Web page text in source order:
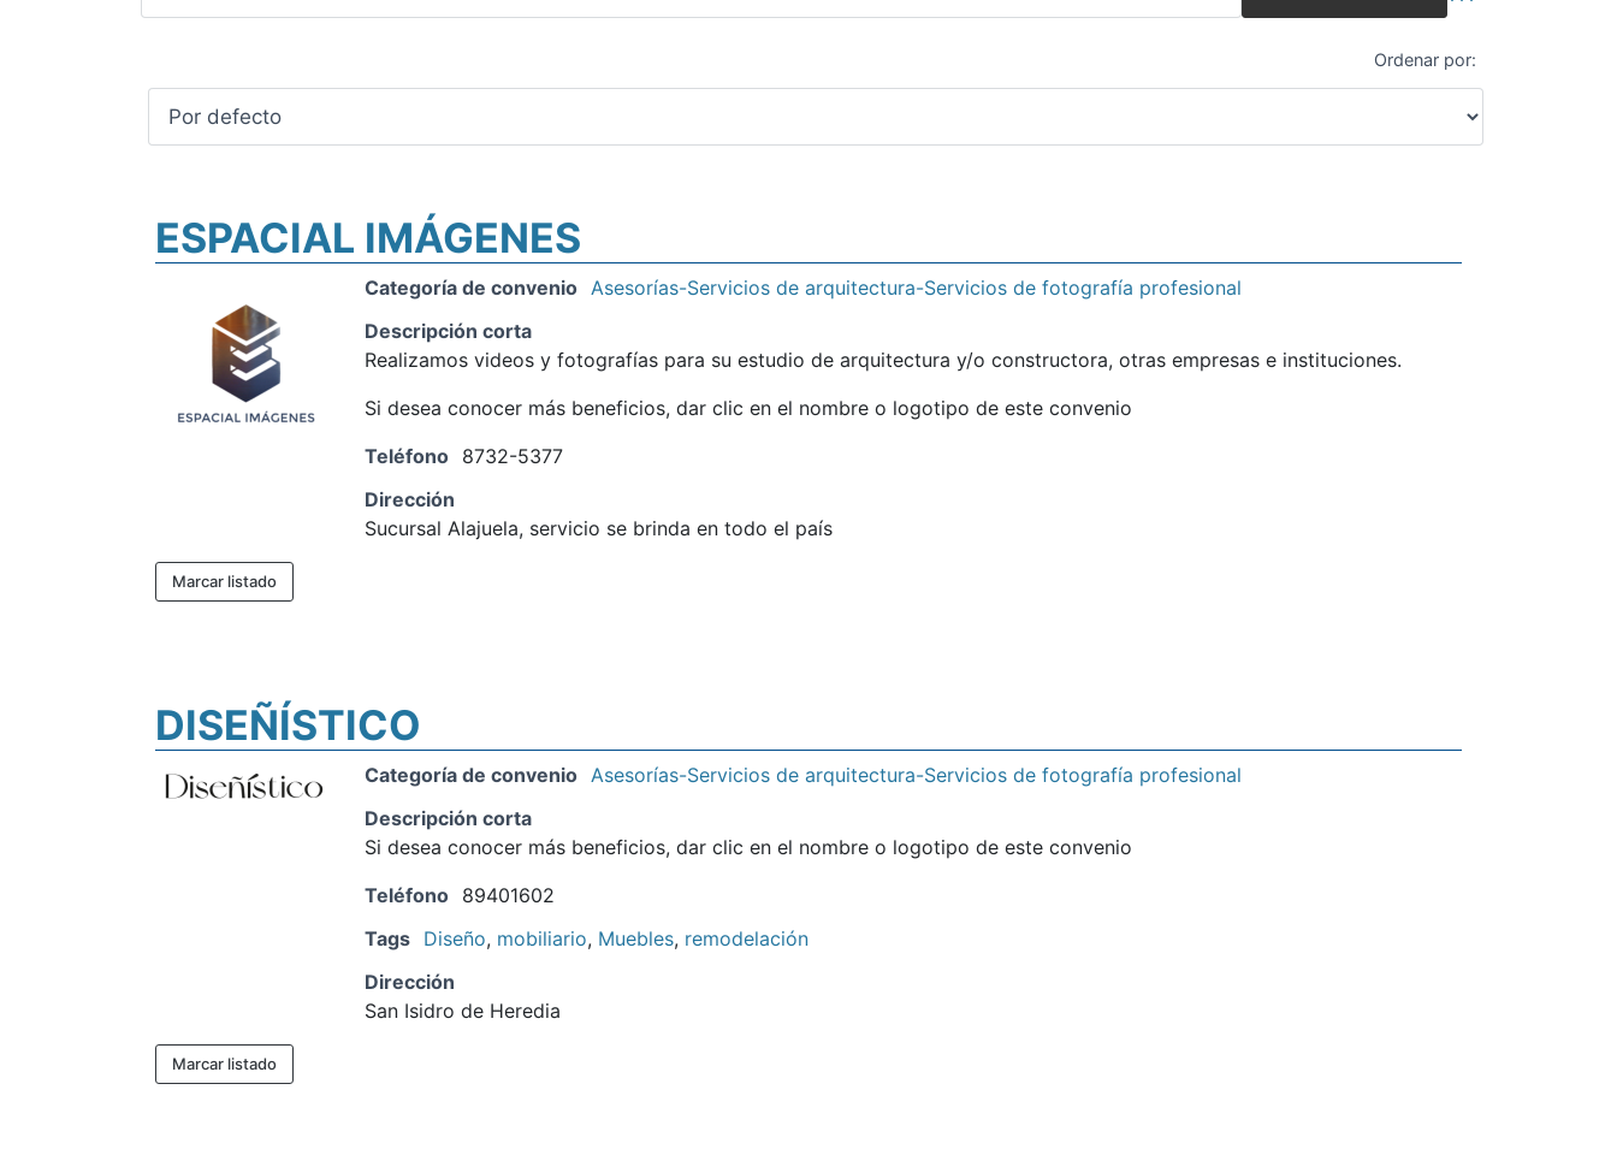
Ordenar por:
ESPACIAL IMÁGENES
Categoría de convenio Asesorías-Servicios de arquitectura-Servicios de fotografía profesional
Descripción corta
Realizamos videos y fotografías para su estudio de arquitectura y/o constructora, otras empresas e instituciones.
Si desea conocer más beneficios, dar clic en el nombre o logotipo de este convenio
Teléfono 8732-5377
Dirección
Sucursal Alajuela, servicio se brinda en todo el país
Marcar listado
DISEÑÍSTICO
Categoría de convenio Asesorías-Servicios de arquitectura-Servicios de fotografía profesional
Descripción corta
Si desea conocer más beneficios, dar clic en el nombre o logotipo de este convenio
Teléfono 89401602
Tags Diseño, mobiliario, Muebles, remodelación
Dirección
San Isidro de Heredia
Marcar listado